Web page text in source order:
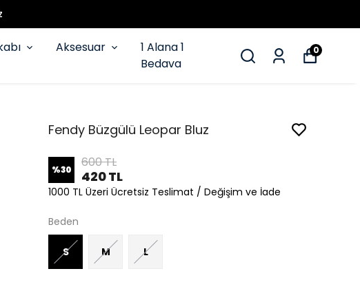
Aksesuar
1 Alana 1
Bedava
0
Fendy Büzgülü Leopar Bluz
%30 600 TL
420 TL
1000 TL Üzeri Ücretsiz Teslimat / Değişim ve İade
Beden
S M L